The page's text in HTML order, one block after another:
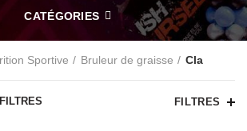
CATÉGORIES
Sportive Bruleur de graisse Cla
FILTRES